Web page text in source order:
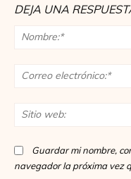
DEJA UNA
Guardar mi nombre,
navegador la próxima vez